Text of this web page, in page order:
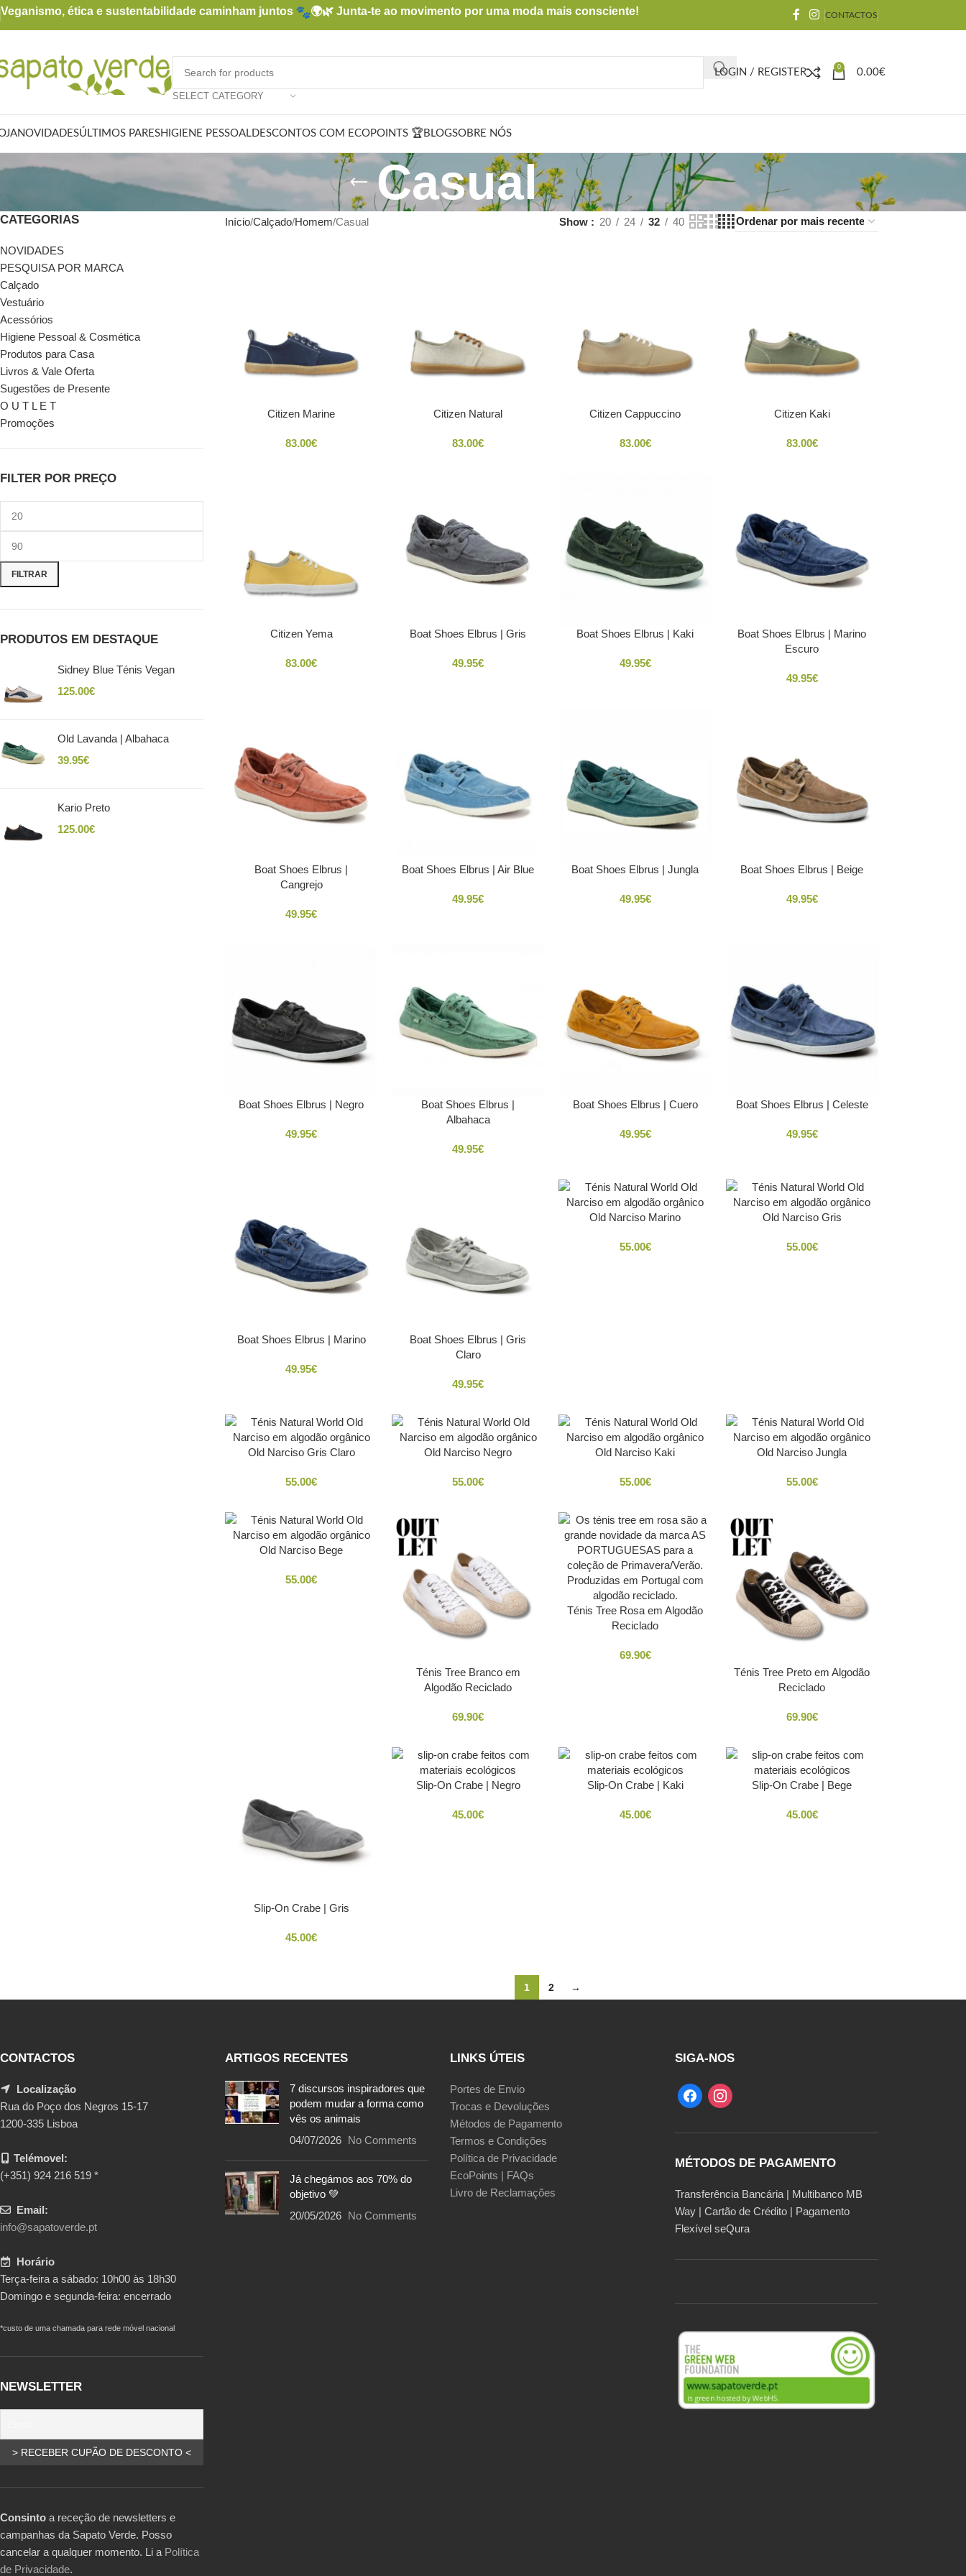
Veganismo, ética e sustentabilidade caminham juntos 🌍🌿 Junta-te ao movimento por uma moda mais consciente! CONTACTOS
SELECT CATEGORY
LOGIN / REGISTER
0
0.00€
NOVIDADESÚLTIMOS PARESHIGIENE PESSOALDESCONTOS COM ECOPOINTS 🏆 BLOGSOBRE NÓS
Casual
CATEGORIAS
NOVIDADES
PESQUISA POR MARCA
Calçado
Vestuário
Acessórios
Higiene Pessoal & Cosmética
Produtos para Casa
Livros & Vale Oferta
Sugestões de Presente
O U T L E T
Promoções
FILTER POR PREÇO
FILTRAR
PRODUTOS EM DESTAQUE
Sidney Blue Ténis Vegan
125.00€
Old Lavanda | Albahaca
39.95€
Kario Preto
125.00€
Início Calçado Homem Casual Show 20 24 32 40
Citizen Marine
83.00€
Citizen Natural
83.00€
Citizen Cappuccino
83.00€
Citizen Kaki
83.00€
Citizen Yema
83.00€
Boat Shoes Elbrus | Gris
49.95€
Boat Shoes Elbrus | Kaki
49.95€
Boat Shoes Elbrus | Marino
Escuro
49.95€
Boat Shoes Elbrus |
Cangrejo
49.95€
Boat Shoes Elbrus | Air Blue
49.95€
Boat Shoes Elbrus | Jungla
49.95€
Boat Shoes Elbrus | Beige
49.95€
Boat Shoes Elbrus | Negro
49.95€
Boat Shoes Elbrus |
Albahaca
49.95€
Boat Shoes Elbrus | Cuero
49.95€
Boat Shoes Elbrus | Celeste
49.95€
Boat Shoes Elbrus | Marino
49.95€
Boat Shoes Elbrus | Gris
Claro
49.95€
Old Narciso Marino
55.00€
Old Narciso Gris
55.00€
Old Narciso Gris Claro
55.00€
Old Narciso Negro
55.00€
Old Narciso Kaki
55.00€
Old Narciso Jungla
55.00€
Old Narciso Bege
55.00€
Ténis Tree Branco em
Algodão Reciclado
69.90€
Ténis Tree Rosa em Algodão
Reciclado
69.90€
Ténis Tree Preto em Algodão
Reciclado
69.90€
Slip-On Crabe | Gris
45.00€
40 41 42
43
45 46
Slip-On Crabe | Negro
45.00€
Slip-On Crabe | Kaki
45.00€
Slip-On Crabe | Bege
45.00€
1 2 →
CONTACTOS
Localização
Rua do Poço dos Negros 15-17
1200-335 Lisboa
Telémovel:
(+351) 924 216 519 *
Email:
info@sapatoverde.pt
Horário
Terça-feira a sábado: 10h00 às 18h30
Domingo e segunda-feira: encerrado
*custo de uma chamada para rede móvel nacional
NEWSLETTER
Consinto a receção de newsletters e
campanhas da Sapato Verde. Posso
cancelar a qualquer momento. Li a Política
de Privacidade.
ARTIGOS RECENTES
7 discursos inspiradores que
podem mudar a forma como
vês os animais
04/07/2026 No Comments
Já chegámos aos 70% do
objetivo 💚
20/05/2026 No Comments
LINKS ÚTEIS
Portes de Envio
Trocas e Devoluções
Métodos de Pagamento
Termos e Condições
Política de Privacidade
EcoPoints | FAQs
Livro de Reclamações
SIGA-NOS
MÉTODOS DE PAGAMENTO
Transferência Bancária | Multibanco MB
Way | Cartão de Crédito | Pagamento
Flexível seQura